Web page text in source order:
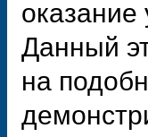
Данный
на